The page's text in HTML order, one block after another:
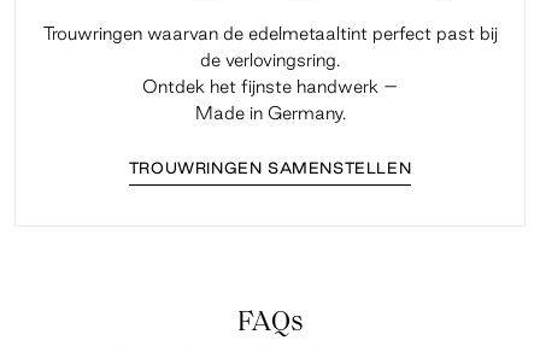
Trouwringen waarvan de edelmetaaltint perfect past bij
de verlovingsring.
Ontdek het fijnste handwerk –
Made in Germany.
TROUWRINGEN SAMENSTELLEN
FAQs